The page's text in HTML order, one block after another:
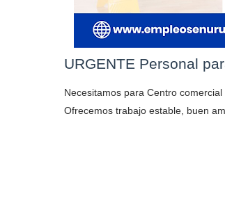
URGENTE Personal
Necesitamos para Centro
Ofrecemos trabajo estable, buen